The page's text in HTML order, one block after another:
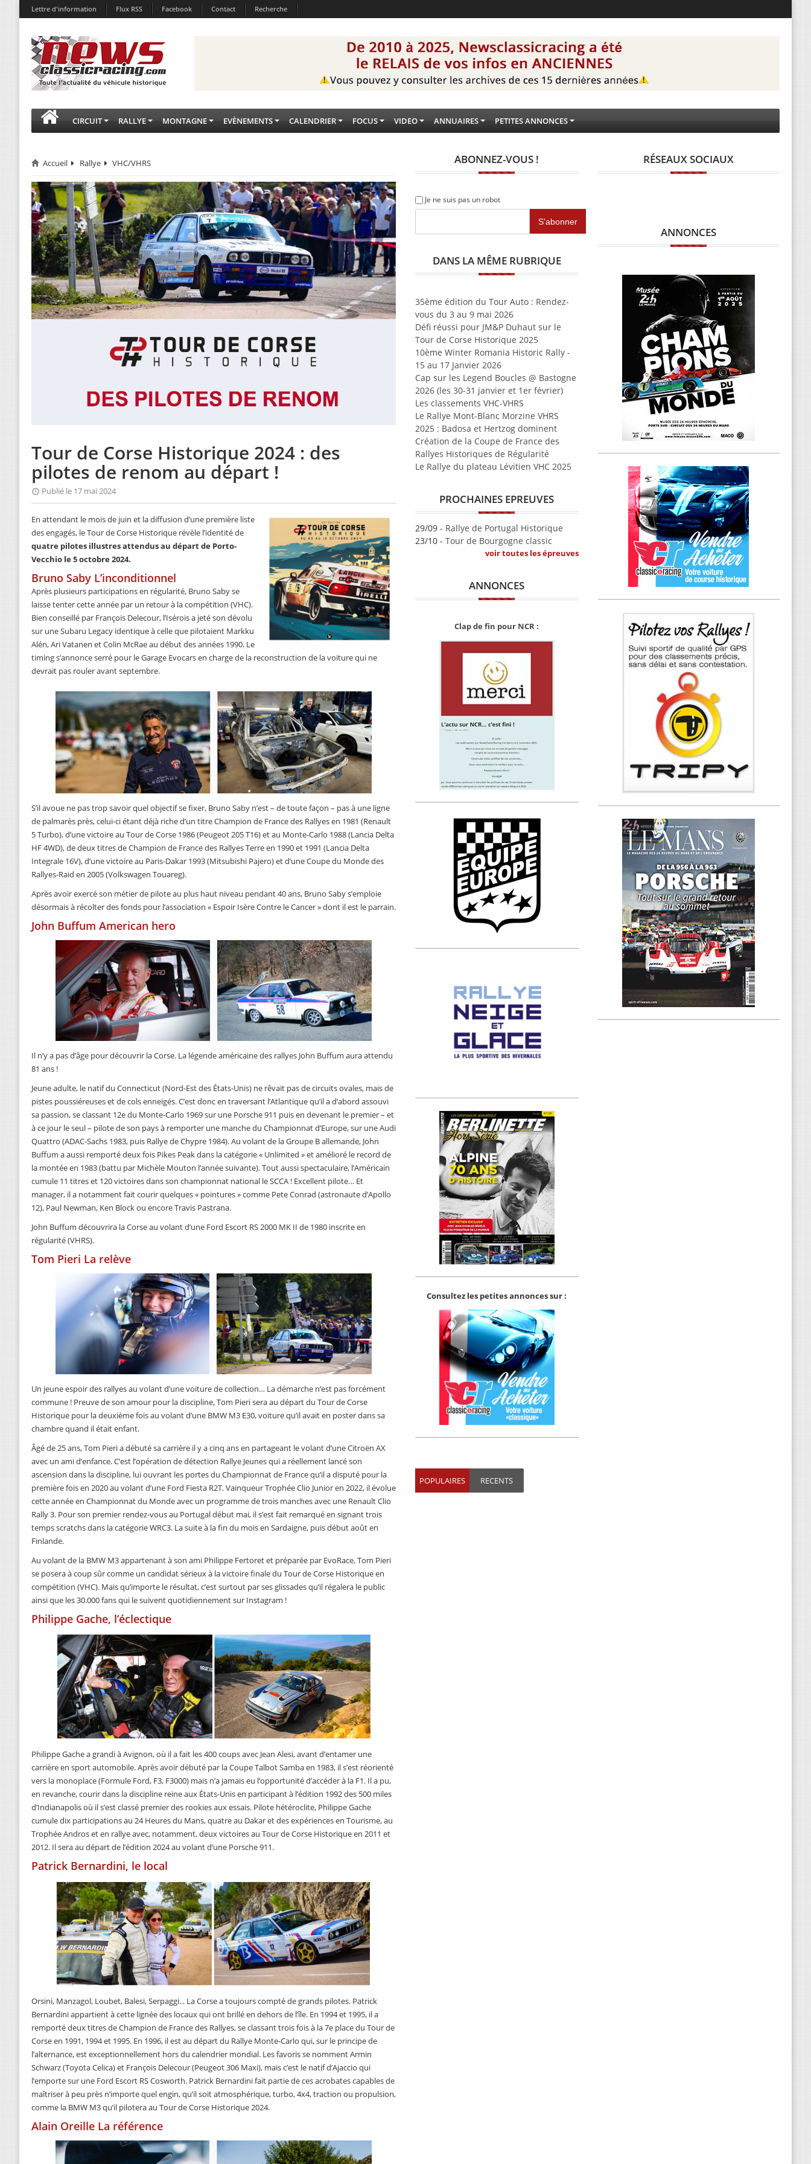
Lettre d'information Flux RSS Facebook Contact Recherche
CIRCUIT RALLYE MONTAGNE EVÈNEMENTS CALENDRIER FOCUS VIDEO ANNUAIRES PETITES ANNONCES
Accueil Rallye VHC/VHRS
Tour de Corse Historique 2024 : des
pilotes de renom au départ !
Publié le 17 mai 2024
En attendant le mois de juin et la diffusion d’une première liste
des engagés, le Tour de Corse Historique révèle l’identité de
quatre pilotes illustres attendus au départ de Porto-
Vecchio le 5 octobre 2024.
Bruno Saby L’inconditionnel
Après plusieurs participations en régularité, Bruno Saby se
laisse tenter cette année par un retour à la compétition (VHC).
Bien conseillé par François Delecour, l’Isérois a jeté son dévolu
sur une Subaru Legacy identique à celle que pilotaient Markku
Alén, Ari Vatanen et Colin McRae au début des années 1990. Le
timing s’annonce serré pour le Garage Evocars en charge de la reconstruction de la voiture qui ne
devrait pas rouler avant septembre.
S’il avoue ne pas trop savoir quel objectif se fixer, Bruno Saby n’est – de toute façon – pas à une ligne
de palmarès près, celui-ci étant déjà riche d’un titre Champion de France des Rallyes en 1981 (Renault
5 Turbo), d’une victoire au Tour de Corse 1986 (Peugeot 205 T16) et au Monte-Carlo 1988 (Lancia Delta
HF 4WD), de deux titres de Champion de France des Rallyes Terre en 1990 et 1991 (Lancia Delta
Integrale 16V), d’une victoire au Paris-Dakar 1993 (Mitsubishi Pajero) et d’une Coupe du Monde des
Rallyes-Raid en 2005 (Volkswagen Touareg).
Après avoir exercé son métier de pilote au plus haut niveau pendant 40 ans, Bruno Saby s’emploie
désormais à récolter des fonds pour l’association « Espoir Isère Contre le Cancer » dont il est le parrain.
John Buffum American hero
Il n’y a pas d’âge pour découvrir la Corse. La légende américaine des rallyes John Buffum aura attendu
81 ans !
Jeune adulte, le natif du Connecticut (Nord-Est des États-Unis) ne rêvait pas de circuits ovales, mais de
pistes poussiéreuses et de cols enneigés. C’est donc en traversant l’Atlantique qu’il a d’abord assouvi
sa passion, se classant 12e du Monte-Carlo 1969 sur une Porsche 911 puis en devenant le premier – et
à ce jour le seul – pilote de son pays à remporter une manche du Championnat d’Europe, sur une Audi
Quattro (ADAC-Sachs 1983, puis Rallye de Chypre 1984). Au volant de la Groupe B allemande, John
Buffum a aussi remporté deux fois Pikes Peak dans la catégorie « Unlimited » et amélioré le record de
la montée en 1983 (battu par Michèle Mouton l’année suivante). Tout aussi spectaculaire, l’Américain
cumule 11 titres et 120 victoires dans son championnat national le SCCA ! Excellent pilote… Et
manager, il a notamment fait courir quelques « pointures » comme Pete Conrad (astronaute d’Apollo
12), Paul Newman, Ken Block ou encore Travis Pastrana.
John Buffum découvrira la Corse au volant d’une Ford Escort RS 2000 MK II de 1980 inscrite en
régularité (VHRS).
Tom Pieri La relève
Un jeune espoir des rallyes au volant d’une voiture de collection… La démarche n’est pas forcément
commune ! Preuve de son amour pour la discipline, Tom Pieri sera au départ du Tour de Corse
Historique pour la deuxième fois au volant d’une BMW M3 E30, voiture qu’il avait en poster dans sa
chambre quand il était enfant.
Âgé de 25 ans, Tom Pieri a débuté sa carrière il y a cinq ans en partageant le volant d’une Citroën AX
avec un ami d’enfance. C’est l’opération de détection Rallye Jeunes qui a réellement lancé son
ascension dans la discipline, lui ouvrant les portes du Championnat de France qu’il a disputé pour la
première fois en 2020 au volant d’une Ford Fiesta R2T. Vainqueur Trophée Clio Junior en 2022, il évolue
cette année en Championnat du Monde avec un programme de trois manches avec une Renault Clio
Rally 3. Pour son premier rendez-vous au Portugal début mai, il s’est fait remarqué en signant trois
temps scratchs dans la catégorie WRC3. La suite à la fin du mois en Sardaigne, puis début août en
Finlande.
Au volant de la BMW M3 appartenant à son ami Philippe Fertoret et préparée par EvoRace, Tom Pieri
se posera à coup sûr comme un candidat sérieux à la victoire finale du Tour de Corse Historique en
compétition (VHC). Mais qu’importe le résultat, c’est surtout par ses glissades qu’il régalera le public
ainsi que les 30.000 fans qui le suivent quotidiennement sur Instagram !
Philippe Gache, l’éclectique
Philippe Gache a grandi à Avignon, où il a fait les 400 coups avec Jean Alesi, avant d’entamer une
carrière en sport automobile. Après avoir débuté par la Coupe Talbot Samba en 1983, il s’est réorienté
vers la monoplace (Formule Ford, F3, F3000) mais n’a jamais eu l’opportunité d’accéder à la F1. Il a pu,
en revanche, courir dans la discipline reine aux États-Unis en participant à l’édition 1992 des 500 miles
d’Indianapolis où il s’est classé premier des rookies aux essais. Pilote hétéroclite, Philippe Gache
cumule dix participations au 24 Heures du Mans, quatre au Dakar et des expériences en Tourisme, au
Trophée Andros et en rallye avec, notamment, deux victoires au Tour de Corse Historique en 2011 et
2012. Il sera au départ de l’édition 2024 au volant d’une Porsche 911.
Patrick Bernardini, le local
Orsini, Manzagol, Loubet, Balesi, Serpaggi... La Corse a toujours compté de grands pilotes. Patrick
Bernardini appartient à cette lignée des locaux qui ont brillé en dehors de l’île. En 1994 et 1995, il a
remporté deux titres de Champion de France des Rallyes, se classant trois fois à la 7e place du Tour de
Corse en 1991, 1994 et 1995. En 1996, il est au départ du Rallye Monte-Carlo qui, sur le principe de
l’alternance, est exceptionnellement hors du calendrier mondial. Les favoris se nomment Armin
Schwarz (Toyota Celica) et François Delecour (Peugeot 306 Maxi), mais c’est le natif d’Ajaccio qui
l’emporte sur une Ford Escort RS Cosworth. Patrick Bernardini fait partie de ces acrobates capables de
maîtriser à peu près n’importe quel engin, qu’il soit atmosphérique, turbo, 4x4, traction ou propulsion,
comme la BMW M3 qu’il pilotera au Tour de Corse Historique 2024.
Alain Oreille La référence
ABONNEZ-VOUS !
Je ne suis pas un robot
DANS LA MÊME RUBRIQUE
35ème édition du Tour Auto : Rendez-
vous du 3 au 9 mai 2026
Défi réussi pour JM&P Duhaut sur le
Tour de Corse Historique 2025
10ème Winter Romania Historic Rally -
15 au 17 Janvier 2026
Cap sur les Legend Boucles @ Bastogne
2026 (les 30-31 janvier et 1er février)
Les classements VHC-VHRS
Le Rallye Mont-Blanc Morzine VHRS
2025 : Badosa et Hertzog dominent
Création de la Coupe de France des
Rallyes Historiques de Régularité
Le Rallye du plateau Lévitien VHC 2025
PROCHAINES EPREUVES
29/09 - Rallye de Portugal Historique
23/10 - Tour de Bourgogne classic
voir toutes les épreuves
ANNONCES
Clap de fin pour NCR :
Consultez les petites annonces sur :
POPULAIRES RECENTS
RÉSEAUX SOCIAUX
ANNONCES